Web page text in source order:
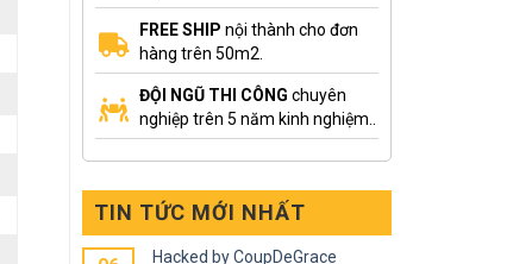
FREE SHIP nội thành cho đơn
hàng trên 50m2.
ĐỘI NGŨ THI CÔNG chuyên
nghiệp trên 5 năm kinh nghiệm..
TIN TỨC MỚI NHẤT
Hacked by CoupDeGrace